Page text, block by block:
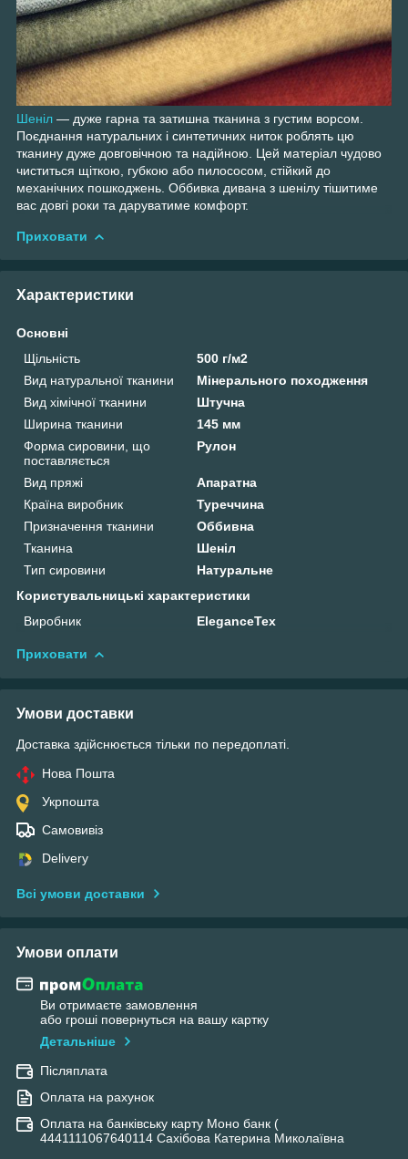
Шеніл — дуже гарна та затишна тканина з густим ворсом.
Поєднання натуральних і синтетичних ниток роблять цю
тканину дуже довговічною та надійною. Цей матеріал чудово
чиститься щіткою, губкою або пилососом, стійкий до
механічних пошкоджень. Оббивка дивана з шенілу тішитиме
вас довгі роки та даруватиме комфорт.
Приховати
Характеристики
Основні
Щільність
500 г/м2
Вид натуральної тканини
Мінерального походження
Вид хімічної тканини
Штучна
Ширина тканини
145 мм
Форма сировини, що
поставляється
Рулон
Вид пряжі
Апаратна
Країна виробник
Туреччина
Призначення тканини
Оббивна
Тканина
Шеніл
Тип сировини
Натуральне
Користувальницькі характеристики
Виробник
EleganceTex
Приховати
Умови доставки
Доставка здійснюється тільки по передоплаті.
Нова Пошта
Укрпошта
Самовивіз
Delivery
Всі умови доставки
Умови оплати
Ви отримаєте замовлення
або гроші повернуться на вашу картку
Детальніше
Післяплата
Оплата на рахунок
Оплата на банківську карту Моно банк (
4441111067640114 Сахібова Катерина Миколаївна